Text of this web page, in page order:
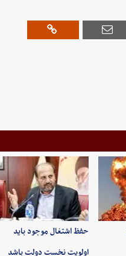
حفظ اشتغال موجود باید
اولویت نخست دولت باشد